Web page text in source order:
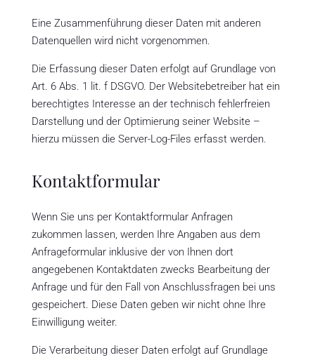
Eine Zusammenführung dieser Daten mit anderen
Datenquellen wird nicht vorgenommen.
Die Erfassung dieser Daten erfolgt auf Grundlage von
Art. 6 Abs. 1 lit. f DSGVO. Der Websitebetreiber hat ein
berechtigtes Interesse an der technisch fehlerfreien
Darstellung und der Optimierung seiner Website –
hierzu müssen die Server-Log-Files erfasst werden.
Kontaktformular
Wenn Sie uns per Kontaktformular Anfragen
zukommen lassen, werden Ihre Angaben aus dem
Anfrageformular inklusive der von Ihnen dort
angegebenen Kontaktdaten zwecks Bearbeitung der
Anfrage und für den Fall von Anschlussfragen bei uns
gespeichert. Diese Daten geben wir nicht ohne Ihre
Einwilligung weiter.
Die Verarbeitung dieser Daten erfolgt auf Grundlage